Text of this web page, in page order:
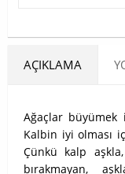
AÇIKLAMA
Ağaçlar
Kalbin iyi olması
Çünkü kalp
bırakmayan,